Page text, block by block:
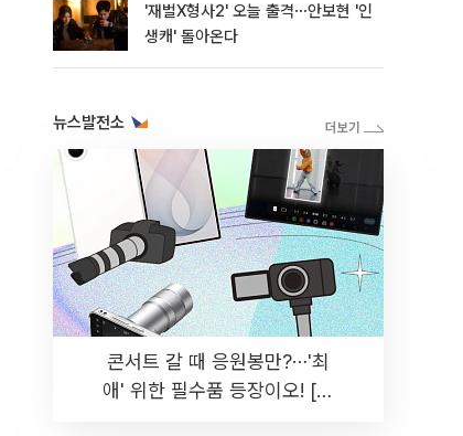
'재벌X형사2' 오늘 출격⋯안보현 '인
생캐' 돌아온다
뉴스발전소
콘서트 갈 때 응원봉만?⋯'최
애' 위한 필수품 등장이오! [솔